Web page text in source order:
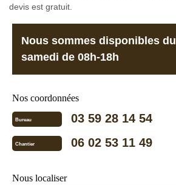
devis est gratuit.
Nous sommes disponibles
samedi de 08h-18h
Nos coordonnées
Bureau 03 59 28 14 54
Chantier 06 02 53 11 49
Nous localiser